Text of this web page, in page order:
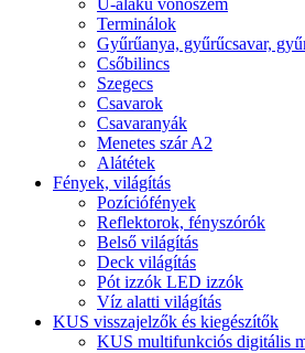
U-alakú vonószem
Terminálok
Gyűrűanya, gyűrűcsavar,
Csőbilincs
Szegecs
Csavarok
Csavaranyák
Menetes szár A2
Alátétek
Fények, világítás
Pozíciófények
Reflektorok, fényszórók
Belső világítás
Deck világítás
Pót izzók LED izzók
Víz alatti világítás
KUS visszajelzők és kiegészítők
KUS multifunkciós digitális